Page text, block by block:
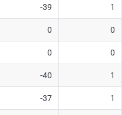
-39 1
0 0
0 0
-40 1
-37 1